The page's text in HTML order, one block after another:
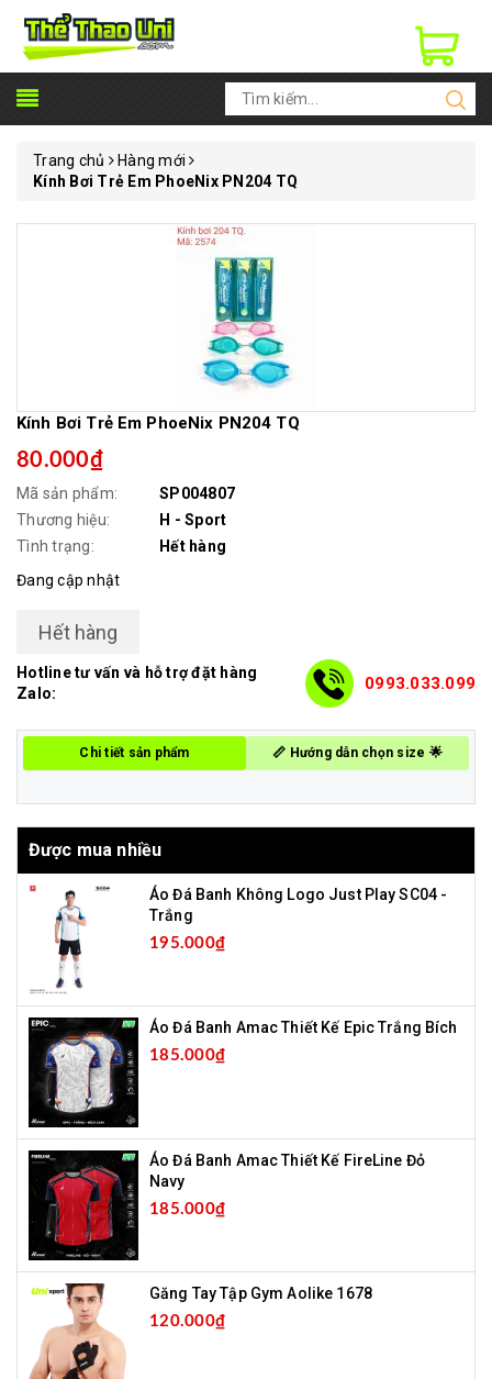
Trang chủ
Hàng mới
Kính Bơi Trẻ Em PhoeNix PN204 TQ
Kính Bơi Trẻ Em PhoeNix PN204 TQ
80.000₫
Mã sản phẩm:
SP004807
Thương hiệu:
H - Sport
Tình trạng:
Hết hàng
Đang cập nhật
Hết hàng
Hotline tư vấn và hỗ trợ đặt hàng
Zalo:
0993.033.099
Chi tiết sản phẩm 📏 Hướng dẫn chọn size 🌟
Được mua nhiều
Áo Đá Banh Không Logo Just Play SC04 -
Trắng
195.000₫
Áo Đá Banh Amac Thiết Kế Epic Trắng Bích
185.000₫
Áo Đá Banh Amac Thiết Kế FireLine Đỏ
Navy
185.000₫
Găng Tay Tập Gym Aolike 1678
120.000₫